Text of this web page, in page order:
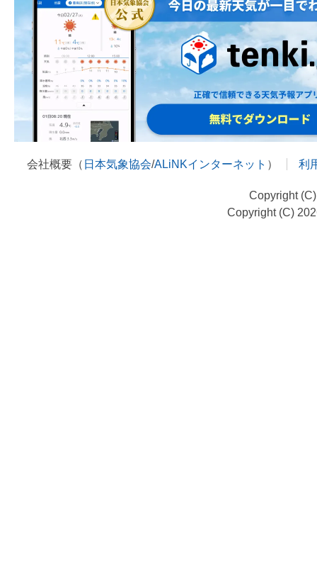
会社概要（ 日本気象協会/ALiNKインターネット ） 利
Copyright
Copyright (C)